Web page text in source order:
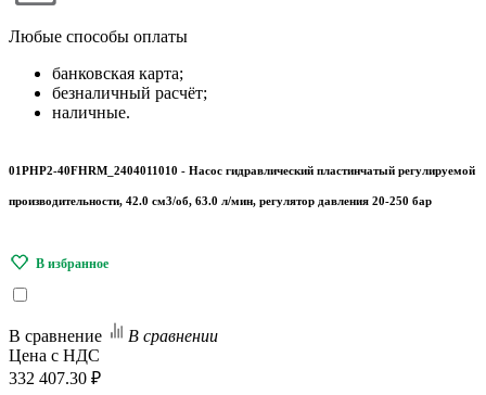
Любые способы оплаты
банковская карта;
безналичный расчёт;
наличные.
01PHP2-40FHRM_2404011010 - Насос гидравлический пластинчатый регулируемой
производительности, 42.0 см3/об, 63.0 л/мин, регулятор давления 20-250 бар
В сравнение
В сравнении
Цена с НДС
332 407.30 ₽